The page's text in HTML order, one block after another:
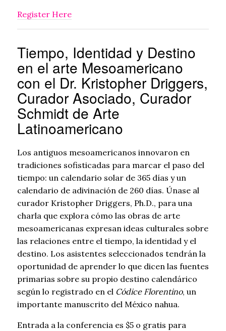
Register Here
Tiempo, Identidad y Destino
en el arte Mesoamericano
con el Dr. Kristopher Driggers,
Curador Asociado, Curador
Schmidt de Arte
Latinoamericano
Los antiguos mesoamericanos innovaron en
tradiciones sofisticadas para marcar el paso del
tiempo: un calendario solar de 365 días y un
calendario de adivinación de 260 días. Únase al
curador Kristopher Driggers, Ph.D., para una
charla que explora cómo las obras de arte
mesoamericanas expresan ideas culturales sobre
las relaciones entre el tiempo, la identidad y el
destino. Los asistentes seleccionados tendrán la
oportunidad de aprender lo que dicen las fuentes
primarias sobre su propio destino calendárico
según lo registrado en el Códice Florentino, un
importante manuscrito del México nahua.
Entrada a la conferencia es $5 o gratis para